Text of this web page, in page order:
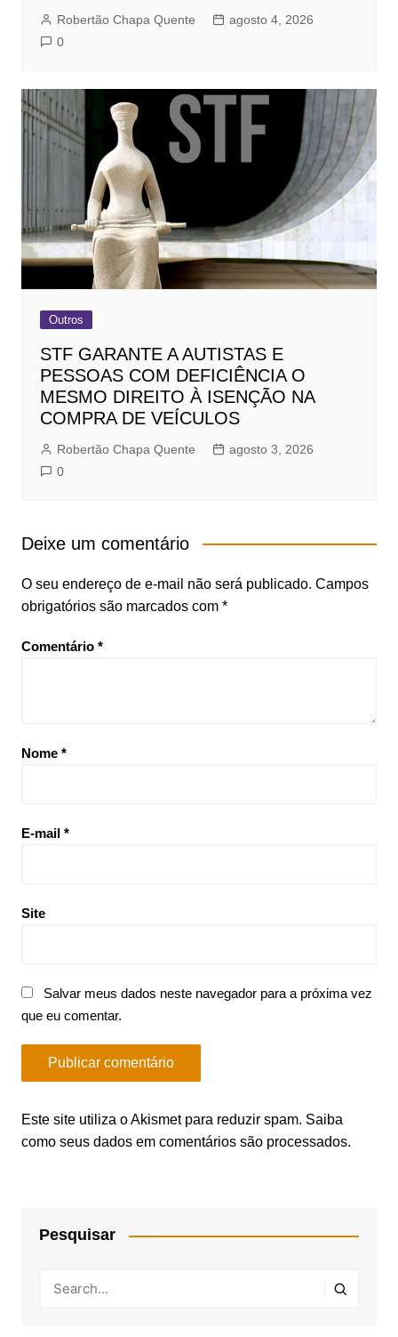
Robertão Chapa Quente
agosto 4, 2026
0
Outros
STF GARANTE A AUTISTAS E
PESSOAS COM DEFICIÊNCIA O
MESMO DIREITO À ISENÇÃO NA
COMPRA DE VEÍCULOS
Robertão Chapa Quente
agosto 3, 2026
0
Deixe um comentário
O seu endereço de e-mail não será publicado. Campos
obrigatórios são marcados com *
Comentário *
Nome *
E-mail *
Site
Salvar meus dados neste navegador para a próxima vez
que eu comentar.
Este site utiliza o Akismet para reduzir spam. Saiba
como seus dados em comentários são processados.
Pesquisar